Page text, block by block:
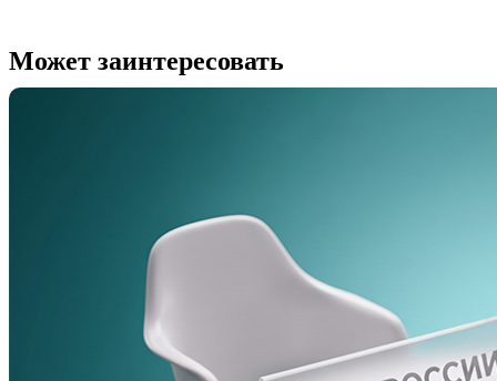
Может заинтересовать